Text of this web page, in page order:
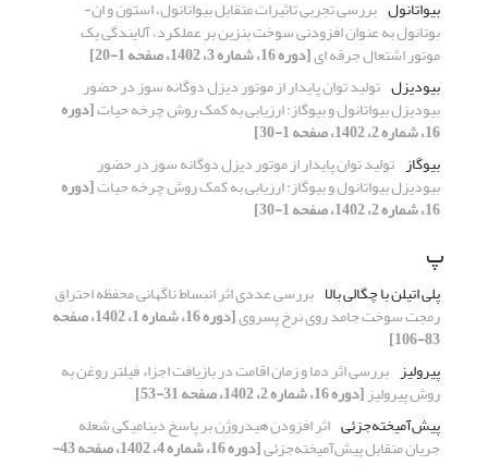
بیواتانول بررسی تجربی تاثیرات متقابل بیواتانول، استون و ان-
بوتانول به عنوان افزودنی سوخت بنزین بر عملکرد، آلایندگی یک
موتور اشتعال جرقه ای[دوره 16، شماره 3، 1402، صفحه 1-20]
بیودیزل تولید توان پایدار از موتور دیزل دوگانه سوز در حضور
بیودیزل بیواتانول و بیوگاز: ارزیابی به کمک روش چرخه حیات[دوره
16، شماره 2، 1402، صفحه 1-30]
بیوگاز تولید توان پایدار از موتور دیزل دوگانه سوز در حضور
بیودیزل بیواتانول و بیوگاز: ارزیابی به کمک روش چرخه حیات[دوره
16، شماره 2، 1402، صفحه 1-30]
پ
پلی اتیلن با چگالی بالا بررسی عددی اثر انبساط ناگهانی محفظه احتراق
رمجت سوخت جامد روی نرخ پسروی [دوره 16، شماره 1، 1402، صفحه
83-106]
پیرولیز بررسی اثر دما و زمان اقامت در بازیافت اجزاء فیلتر روغن به
روش پیرولیز[دوره 16، شماره 2، 1402، صفحه 31-53]
پیش‌آمیخته‌جزئی اثر افزودن هیدروژن بر پاسخ دینامیکی شعله
جریان متقابل پیش‌آمیخته‌جزئی [دوره 16، شماره 4، 1402، صفحه 43-